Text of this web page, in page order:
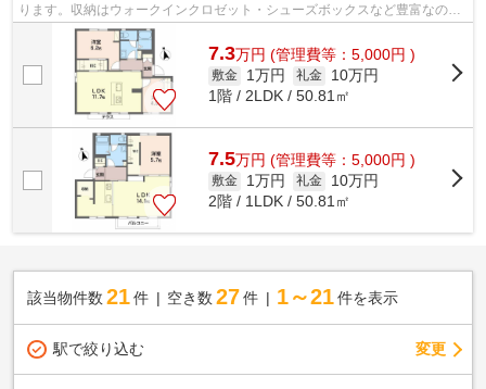
ります。収納はウォークインクロゼット・シューズボックスなど豊富なの
で、衣類や履き物の整理がしやすく便利...
7.3万円 (管理費等：5,000円 )
敷金 1万円 礼金
10万円
1階 / 2LDK / 50.81㎡
7.5万円 (管理費等：5,000円 )
敷金 1万円 礼金
10万円
2階 / 1LDK / 50.81㎡
該当物件数 21件 空き数 27 件 1～21 件を表示
駅で絞り込む 変更